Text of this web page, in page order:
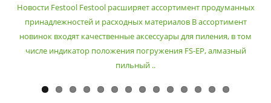
Новости Festool Festool расширяет ассортимент продуманных
принадлежностей и расходных материалов В ассортимент
новинок входят качественные аксессуары для пиления, в том
числе индикатор положения погружения FS-EP, алмазный
пильный ..